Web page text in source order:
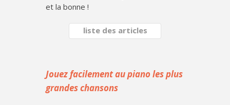
et la bonne !
liste des articles
Jouez facilement au piano les plus
grandes chansons